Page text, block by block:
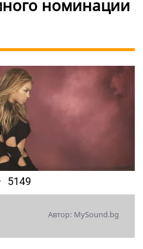
номинации
5149
Автор: MySound.bg